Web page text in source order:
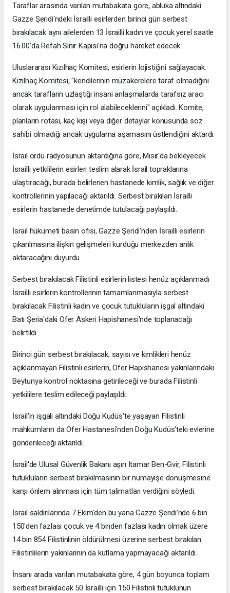
Taraflar arasında varılan mutabakata göre, abluka altındaki
Gazze Şeridi'ndeki İsrailli esirlerden birinci gün serbest
bırakılacak aynı ailelerden 13 İsrailli kadın ve çocuk yerel saatle
16.00'da Refah Sınır Kapısı'na doğru hareket edecek.
Uluslararası Kızılhaç Komitesi, esirlerin lojistiğini sağlayacak.
Kızılhaç Komitesi, "kendilerinin müzakerelere taraf olmadığını
ancak tarafların uzlaştığı insani anlaşmalarda tarafsız aracı
olarak uygulanması için rol alabileceklerini" açıkladı. Komite,
planların rotası, kaç kişi veya diğer detaylar konusunda söz
sahibi olmadığı ancak uygulama aşamasını üstlendiğini aktardı.
İsrail ordu radyosunun aktardığına göre, Mısır'da bekleyecek
İsrailli yetkililerin esirleri teslim alarak İsrail topraklarına
ulaştıracağı, burada belirlenen hastanede kimlik, sağlık ve diğer
kontrollerinin yapılacağı aktarıldı. Serbest bırakılan İsrailli
esirlerin hastanede denetimde tutulacağı paylaşıldı.
İsrail hükümeti basın ofisi, Gazze Şeridi'nden İsrailli esirlerin
çıkarılmasına ilişkin gelişmeleri kurduğu merkezden anlık
aktaracağını duyurdu.
Serbest bırakılacak Filistinli esirlerin listesi henüz açıklanmadı
İsrailli esirlerin kontrollerinin tamamlanmasıyla serbest
bırakılacak Filistinli kadın ve çocuk tutukluların işgal altındaki
Batı Şeria'daki Ofer Askeri Hapishanesi'nde toplanacağı
belirtildi.
Birinci gün serbest bırakılacak, sayısı ve kimlikleri henüz
açıklanmayan Filistinli esirlerin, Ofer Hapishanesi yakınlarındaki
Beytunya kontrol noktasına getirileceği ve burada Filistinli
yetkililere teslim edileceği paylaşıldı.
İsrail'in işgali altındaki Doğu Kudüs'te yaşayan Filistinli
mahkumların da Ofer Hastanesi'nden Doğu Kudüs'teki evlerine
gönderileceği aktarıldı.
İsrail'de Ulusal Güvenlik Bakanı aşırı Itamar Ben-Gvir, Filistinli
tutukluların serbest bırakılmasının bir nümayişe dönüşmesine
karşı önlem alınması için tüm talimatları verdiğini söyledi.
İsrail saldırılarında 7 Ekim'den bu yana Gazze Şeridi’nde 6 bin
150'den fazlası çocuk ve 4 binden fazlası kadın olmak üzere
14 bin 854 Filistinlinin öldürülmesi üzerine serbest bırakılan
Filistinlilerin yakınlarının da kutlama yapmayacağı aktarıldı.
İnsani arada varılan mutabakata göre, 4 gün boyunca toplam
serbest bırakılacak 50 İsrailli için 150 Filistinli tutuklunun